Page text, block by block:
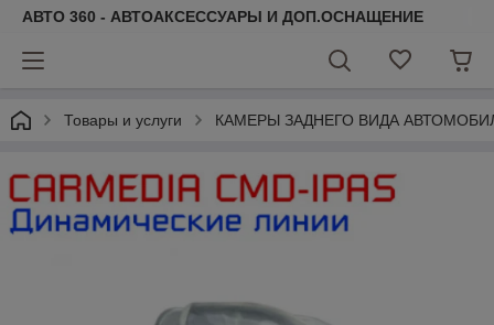
АВТО 360 - АВТОАКСЕССУАРЫ И ДОП.ОСНАЩЕНИЕ
Товары и услуги КАМЕРЫ ЗАДНЕГО ВИДА